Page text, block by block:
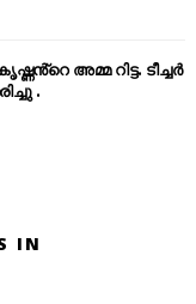
അമ്മ റിട്ട. ടീച്ചർ
.
IN